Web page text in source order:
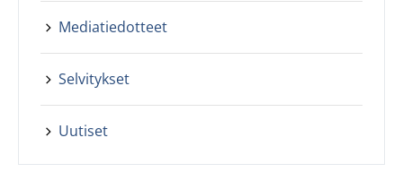
Mediatiedotteet
Selvitykset
Uutiset